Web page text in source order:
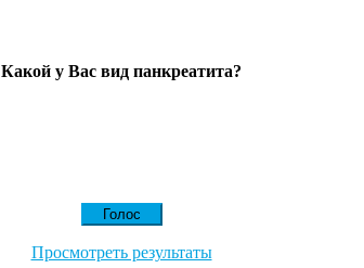
Какой у Вас вид панкреатита?
Просмотреть результаты